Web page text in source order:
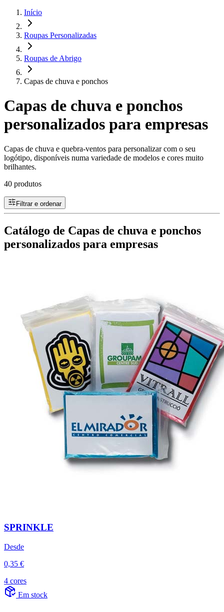
Início
Roupas Personalizadas
Roupas de Abrigo
Capas de chuva e ponchos
Capas de chuva e ponchos
personalizados para empresas
Capas de chuva e quebra-ventos para personalizar com o seu
logótipo, disponíveis numa variedade de modelos e cores muito
brilhantes.
40 produtos
Filtrar e ordenar
Catálogo de Capas de chuva e ponchos
personalizados para empresas
SPRINKLE
Desde
0,35 €
4 cores
Em stock